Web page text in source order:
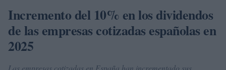
Buscar ⌕ ×
Incremento del 10% en los dividendos
de las empresas cotizadas españolas en
2025
Las empresas cotizadas en España han incrementado sus